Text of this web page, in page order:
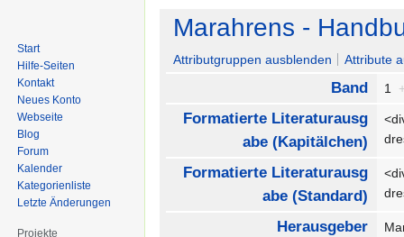
Zur
Navigation
springen
Zur
Suche
springen
Marahrens -
Attributgruppen ausblenden Attribute
Band 1
Formatierte Literaturausg
abe (Kapitälchen)
Formatierte Literaturausg
abe (Standard)
Herausgeber
Start
Hilfe-Seiten
Kontakt
Neues Konto
Webseite
Blog
Forum
Kalender
Kategorienliste
Letzte Änderungen
Projekte